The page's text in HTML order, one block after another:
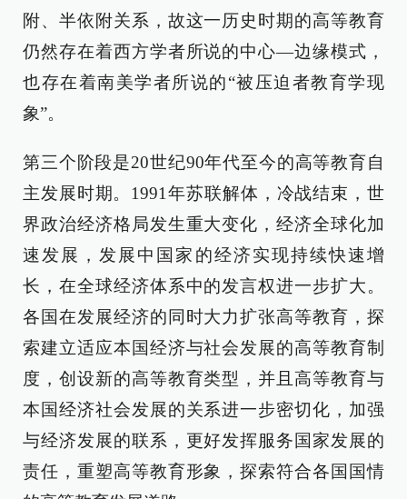
附、半依附关系，故这一历史时期的高等教育
仍然存在着西方学者所说的中心—边缘模式，
也存在着南美学者所说的“被压迫者教育学现
象”。
第三个阶段是20世纪90年代至今的高等教育自
主发展时期。1991年苏联解体，冷战结束，世
界政治经济格局发生重大变化，经济全球化加
速发展，发展中国家的经济实现持续快速增
长，在全球经济体系中的发言权进一步扩大。
各国在发展经济的同时大力扩张高等教育，探
索建立适应本国经济与社会发展的高等教育制
度，创设新的高等教育类型，并且高等教育与
本国经济社会发展的关系进一步密切化，加强
与经济发展的联系，更好发挥服务国家发展的
责任，重塑高等教育形象，探索符合各国国情